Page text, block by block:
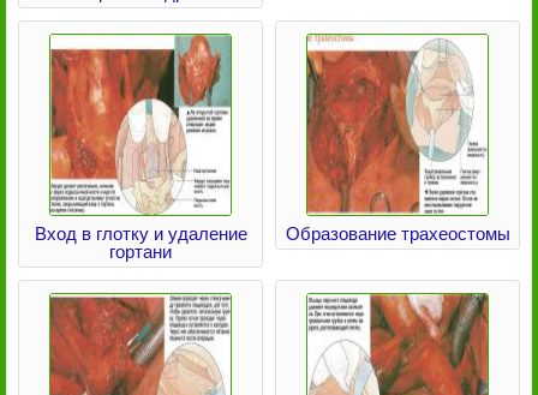
Вход в глотку и удаление
гортани
Образование трахеостомы